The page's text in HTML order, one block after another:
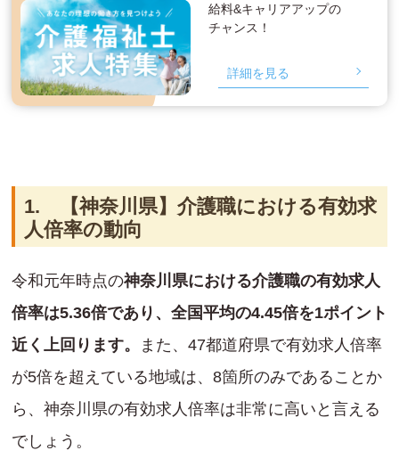
給料&キャリアアップの
チャンス！
詳細を見る
1. 【神奈川県】介護職における有効求
人倍率の動向
令和元年時点の神奈川県における介護職の有効求人
倍率は5.36倍であり、全国平均の4.45倍を1ポイント
近く上回ります。
また、47都道府県で有効求人倍率
が5倍を超えている地域は、8箇所のみであることか
ら、神奈川県の有効求人倍率は非常に高いと言える
でしょう。